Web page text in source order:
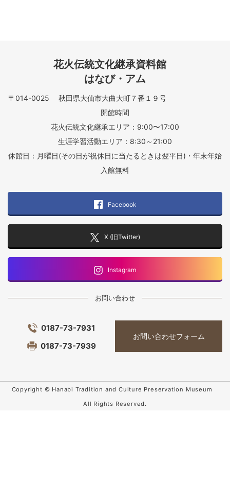
花火伝統文化継承資料館
はなび・アム
〒014-0025 秋田県大仙市大曲大町７番１９号
開館時間
花火伝統文化継承エリア：9:00〜17:00
生涯学習活動エリア：8:30～21:00
休館日：月曜日(その日が祝休日に当たるときは翌平日)・年末年始
入館無料
Facebook
X (旧Twitter)
Instagram
お問い合わせ
0187-73-7931
お問い合わせフォーム
0187-73-7939
Copyright © Hanabi Tradition and Culture Preservation Museum
All Rights Reserved.